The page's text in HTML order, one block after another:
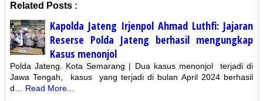
Related Posts :
Kapolda Jateng Irjenpol Ahmad Luthfi: Jajaran
Reserse Polda Jateng berhasil mengungkap
Kasus menonjol
Polda Jateng. Kota Semarang | Dua kasus menonjol terjadi di
Jawa Tengah, kasus yang terjadi di bulan April 2024 berhasil
d… Read More...